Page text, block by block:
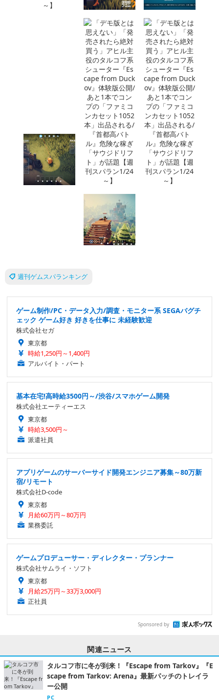
週刊ゲムスパランキング
ゲーム制作/PC・データ入力/調査・モニター系 SEGAバグチ
ェック ゲーム好き 好きを仕事に 未経験歓迎
時給1,250円～1,400円
株式会社エーティーエス
東京都
時給3,500円～
派遣社員
アプリゲームのサーバーサイド開発エンジニア募集～80万新
株式会社D-code
東京都
月給60万円～80万円
業務委託
株式会社サムライ・ソフト
東京都
月給25万円～33万3,000円
正社員
関連ニュース
タルコフ市に冬が到来！『Escape from Tarkov』『E
scape from Tarkov: Arena』最新パッチのトレイラ
PC
2024.12.27 Fri 7:00
t：Infinite』シーズン1が11月に開幕！
アヒルが主役の『Rust』風サバイバル『Duckside』
トレイラー！銃をも使いこなすアヒルたちが最大50羽
対応のサーバーで共同生活
PC
2024.4.2 Tue 7:00